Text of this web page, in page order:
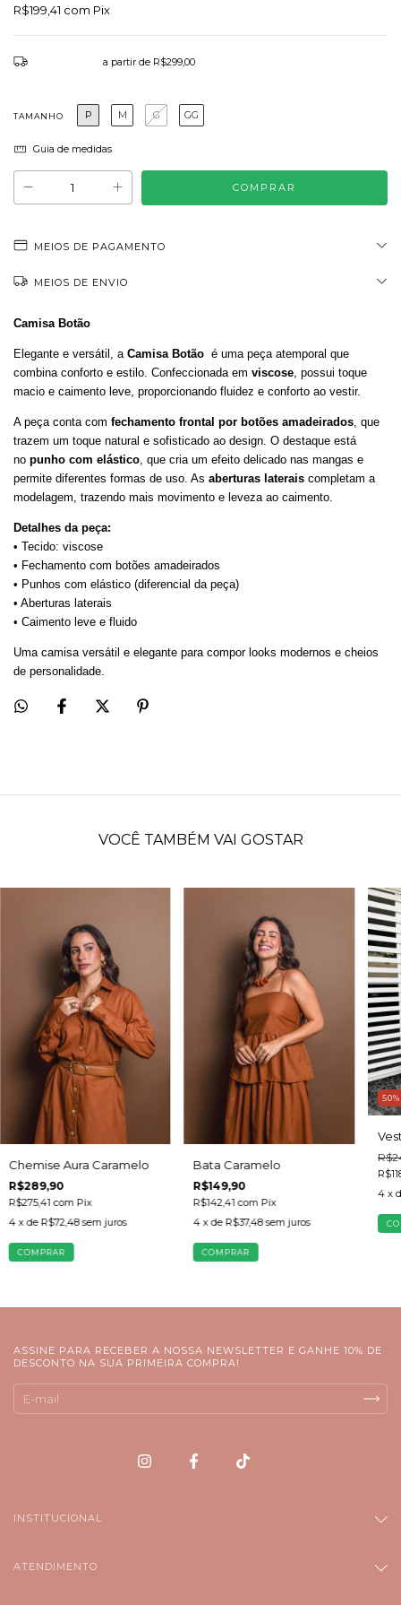
R$199,41 com Pix
a partir de R$299,00
TAMANHO P M G GG
Guia de medidas
MEIOS DE PAGAMENTO
MEIOS DE ENVIO
Camisa Botão
Elegante e versátil, a Camisa Botão é uma peça atemporal que
combina conforto e estilo. Confeccionada em viscose , possui toque
macio e caimento leve, proporcionando fluidez e conforto ao vestir.
A peça conta com fechamento frontal por botões amadeirados , que
trazem um toque natural e sofisticado ao design. O destaque está
no punho com elástico , que cria um efeito delicado nas mangas e
permite diferentes formas de uso. As aberturas laterais completam a
modelagem, trazendo mais movimento e leveza ao caimento.
Detalhes da peça:
• Tecido: viscose
• Fechamento com botões amadeirados
• Punhos com elástico (diferencial da peça)
• Aberturas laterais
• Caimento leve e fluido
Uma camisa versátil e elegante para compor looks modernos e cheios
de personalidade.
VOCÊ TAMBÉM VAI GOSTAR
Chemise Aura Caramelo
R$289,90
R$275,41com Pix
4 x de R$72,48 sem juros
COMPRAR
Bata Caramelo
R$149,90
R$142,41com Pix
4 x de R$37,48 sem juros
COMPRAR
50
4 x
ASSINE PARA RECEBER A NOSSA NEWSLETTER E GANHE 10% DE
DESCONTO NA SUA PRIMEIRA COMPRA!
INSTITUCIONAL
ATENDIMENTO